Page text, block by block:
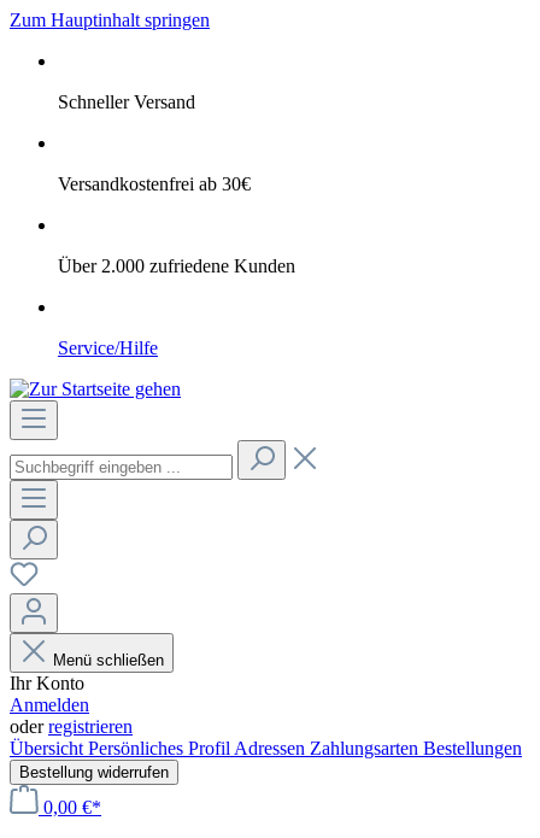
Zum Hauptinhalt springen
Schneller Versand
Versandkostenfrei ab 30€
Über 2.000 zufriedene Kunden
Service/Hilfe
Menü schließen
Ihr Konto
Anmelden
oderregistrieren
Übersicht Persönliches Profil Adressen Zahlungsarten Bestellungen
Bestellung widerrufen
0,00 €*